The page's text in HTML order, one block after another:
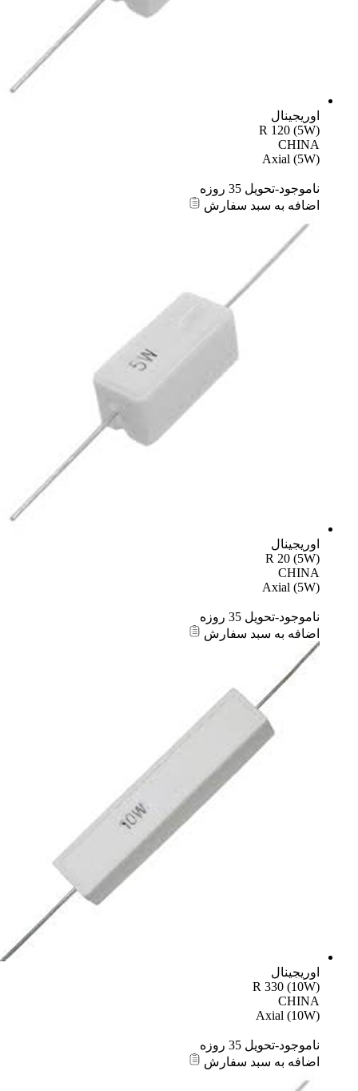
اوریجینال
R 120 (5W)
CHINA
Axial (5W)
ناموجود-تحویل 35 روزه
اضافه به سبد سفارش
اوریجینال
R 20 (5W)
CHINA
Axial (5W)
ناموجود-تحویل 35 روزه
اضافه به سبد سفارش
اوریجینال
R 330 (10W)
CHINA
Axial (10W)
ناموجود-تحویل 35 روزه
اضافه به سبد سفارش